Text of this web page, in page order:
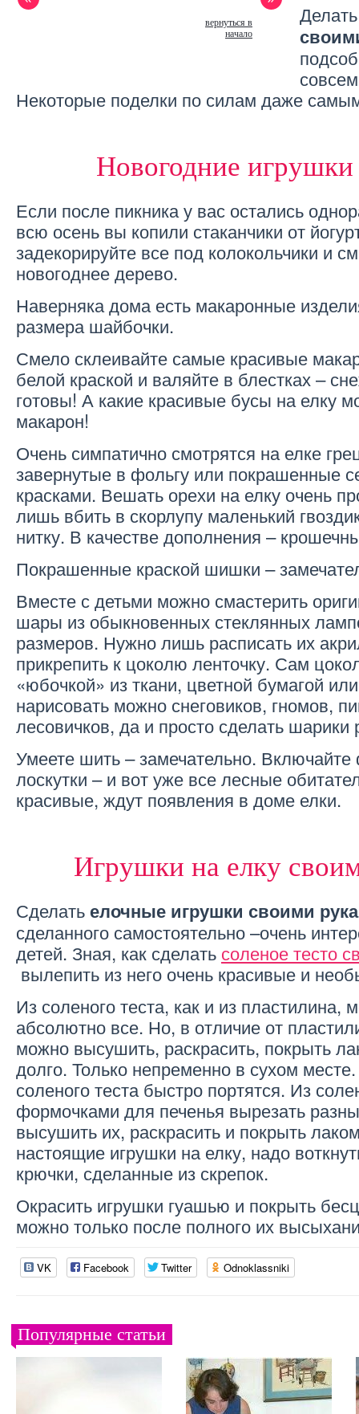
вернуться в
начало
Некоторые поделки по силам даже
Новогодние игрушки
Если после пикника у вас остались
всю осень вы копили стаканчики от
задекорируйте все под колокольчики и
новогоднее дерево.
Наверняка дома есть макаронные
размера шайбочки.
Смело склеивайте самые красивые
белой краской и валяйте в блестках –
готовы! А какие красивые бусы на елку
макарон!
Очень симпатично смотрятся на елке
завернутые в фольгу или покрашенные
красками. Вешать орехи на елку очень
лишь вбить в скорлупу маленький
нитку. В качестве дополнения –
Покрашенные краской шишки –
Вместе с детьми можно смастерить
шары из обыкновенных стеклянных
размеров. Нужно лишь расписать их
прикрепить к цоколю ленточку. Сам
«юбочкой» из ткани, цветной бумагой
нарисовать можно снеговиков, гномов,
лесовичков, да и просто сделать
Умеете шить – замечательно.
лоскутки – и вот уже все лесные
красивые, ждут появления в доме елки.
Игрушки на елку
Сделать елочные игрушки своими
сделанного самостоятельно –очень
детей. Зная, как сделать соленое тесто
вылепить из него очень красивые и
Из соленого теста, как и из пластилина,
абсолютно все. Но, в отличие от
можно высушить, раскрасить, покрыть
долго. Только непременно в сухом
соленого теста быстро портятся. Из
формочками для печенья вырезать
высушить их, раскрасить и покрыть
настоящие игрушки на елку, надо
крючки, сделанные из скрепок.
Окрасить игрушки гуашью и покрыть
можно только после полного их
VK Facebook Twitter Odnoklassniki
Популярные статьи